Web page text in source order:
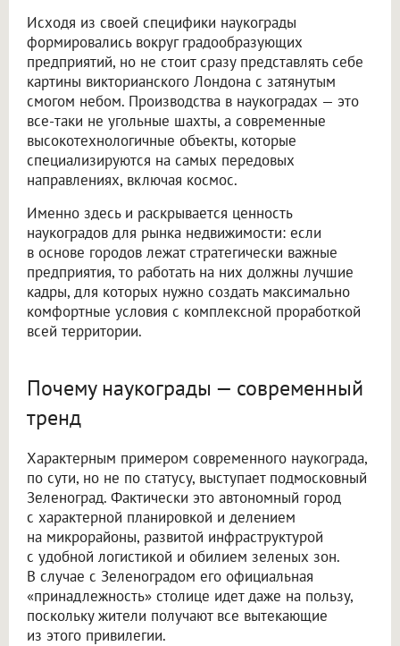
Исходя из своей специфики наукограды
формировались вокруг градообразующих
предприятий, но не стоит сразу представлять себе
картины викторианского Лондона с затянутым
смогом небом. Производства в наукоградах — это
все-таки не угольные шахты, а современные
высокотехнологичные объекты, которые
специализируются на самых передовых
направлениях, включая космос.
Именно здесь и раскрывается ценность
наукоградов для рынка недвижимости: если
в основе городов лежат стратегически важные
предприятия, то работать на них должны лучшие
кадры, для которых нужно создать максимально
комфортные условия с комплексной проработкой
всей территории.
Почему наукограды — современный
тренд
Характерным примером современного наукограда,
по сути, но не по статусу, выступает подмосковный
Зеленоград. Фактически это автономный город
с характерной планировкой и делением
на микрорайоны, развитой инфраструктурой
с удобной логистикой и обилием зеленых зон.
В случае с Зеленоградом его официальная
«принадлежность» столице идет даже на пользу,
поскольку жители получают все вытекающие
из этого привилегии.